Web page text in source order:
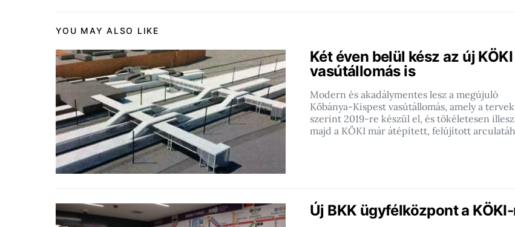
YOU MAY ALSO LIKE
Két éven belül kész az új KÖKI
vasútállomás is
Modern és akadálymentes lesz a megújuló
Kőbánya-Kispest vasútállomás, amely a tervek
szerint 2019-re készül el, és tökéletesen
majd a KÖKI már átépített, felújított
Új BKK ügyfélközpont a